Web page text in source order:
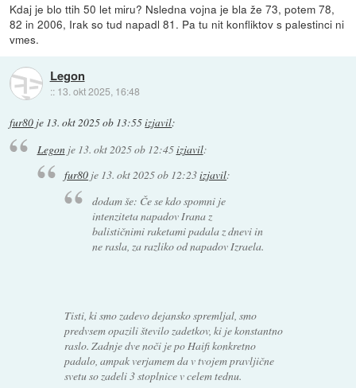
Kdaj je blo ttih 50 let miru? Nsledna vojna je bla že 73, potem 78,
82 in 2006, Irak so tud napadl 81. Pa tu nit konfliktov s palestinci ni
vmes.
Legon
:: 13. okt 2025, 16:48
fur80 je 13. okt 2025 ob 13:55izjavil:
Legonje 13. okt 2025 ob 12:45izjavil:
fur80 je 13. okt 2025 ob 12:23izjavil:
dodam še: Če se kdo spomni je
intenziteta napadov Irana z
balističnimi raketami padala z dnevi in
ne rasla, za razliko od napadov Izraela.
Tisti, ki smo zadevo dejansko spremljal, smo
predvsem opazili število zadetkov, ki je konstantno
raslo. Zadnje dve noči je po Haifi konkretno
padalo, ampak verjamem da v tvojem pravljične
svetu so zadeli 3 stoplnice v celem tednu.